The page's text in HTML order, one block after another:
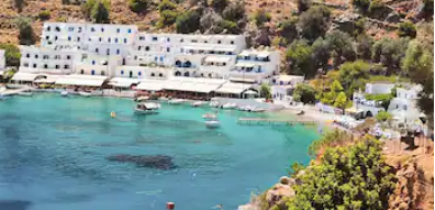
bas pour les parcourir ou en appuyant et en faisant glisser.